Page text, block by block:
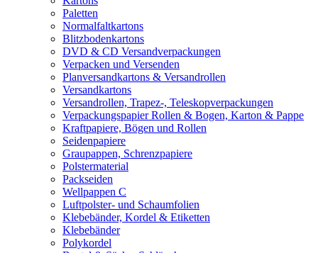
Paletten
Normalfaltkartons
Blitzbodenkartons
DVD & CD Versandverpackungen
Verpacken und Versenden
Planversandkartons & Versandrollen
Versandkartons
Versandrollen, Trapez-, Teleskopverpackungen
Verpackungspapier Rollen & Bogen, Karton & Pappe
Kraftpapiere, Bögen und Rollen
Seidenpapiere
Graupappen, Schrenzpapiere
Polstermaterial
Packseiden
Wellpappen C
Luftpolster- und Schaumfolien
Klebebänder, Kordel & Etiketten
Klebebänder
Polykordel